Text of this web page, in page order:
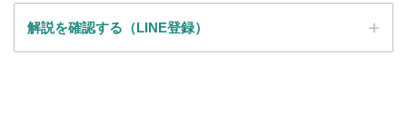
解説を確認する（LINE登録）